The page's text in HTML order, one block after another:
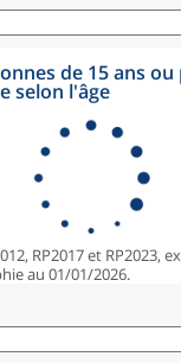
de 15 ans
selon l'âge
RP2017 et RP2023,
au 01/01/2026.